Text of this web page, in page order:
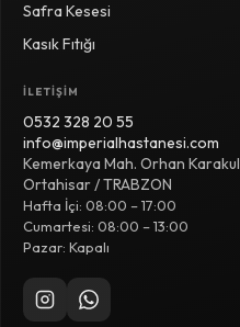
Safra Kesesi
Kasık Fıtığı
İLETIŞIM
0532 328 20 55
info@imperialhastanesi.com
Kemerkaya Mah. Orhan
Ortahisar / TRABZON
Hafta İçi: 08:00 – 17:00
Cumartesi: 08:00 – 13:00
Pazar: Kapalı